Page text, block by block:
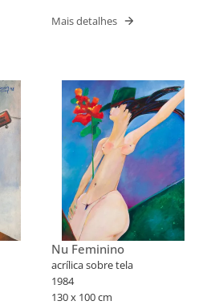
Mais detalhes
Nu Feminino
acrílica sobre tela
1984
130 x 100 cm